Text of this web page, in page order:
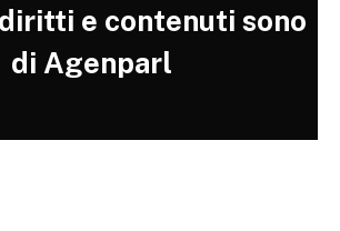
e contenuti sono
di Agenparl